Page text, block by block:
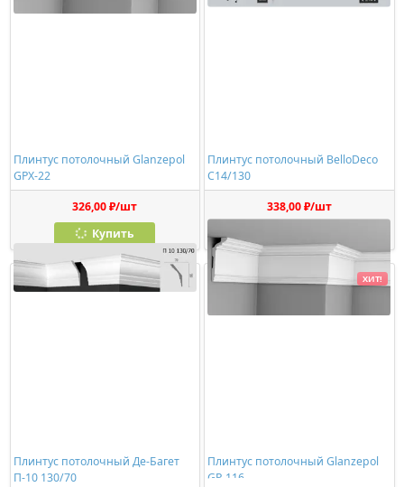
Плинтус потолочный Glanzepol
GPX-22
326,00 ₽/шт
Купить
Плинтус потолочный BelloDeco
C14/130
338,00 ₽/шт
Плинтус потолочный Де-Багет
П-10 130/70
Плинтус потолочный Glanzepol
GP-116
ХИТ!